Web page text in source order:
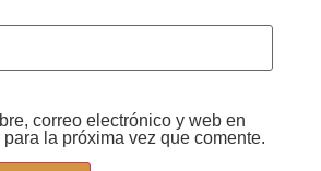
correo electrónico y web en
la próxima vez que comente.